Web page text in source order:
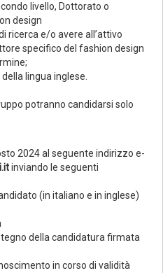
livello, Dottorato o
design
ricerca e/o avere all’attivo
specifico del fashion design
lingua inglese.
potranno candidarsi solo
2024 al seguente indirizzo e-
inviando le seguenti
(in italiano e in inglese)
della candidatura firmata
in corso di validità